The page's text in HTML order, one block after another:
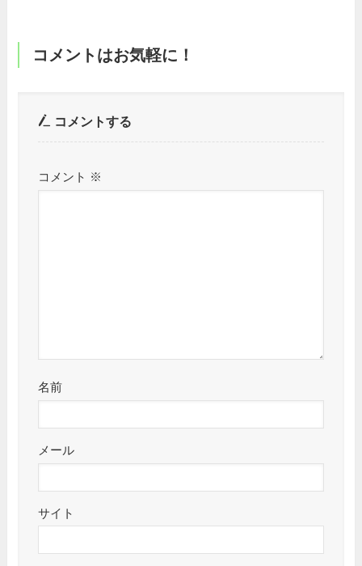
コメントはお気軽に！
コメントする
コメント ※
名前
メール
サイト